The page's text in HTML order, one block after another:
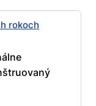
rokoch